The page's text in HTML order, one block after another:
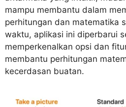
mampu membantu dalam
perhitungan dan matematika
waktu, aplikasi ini diperbarui
memperkenalkan opsi dan
membantu perhitungan
kecerdasan buatan.